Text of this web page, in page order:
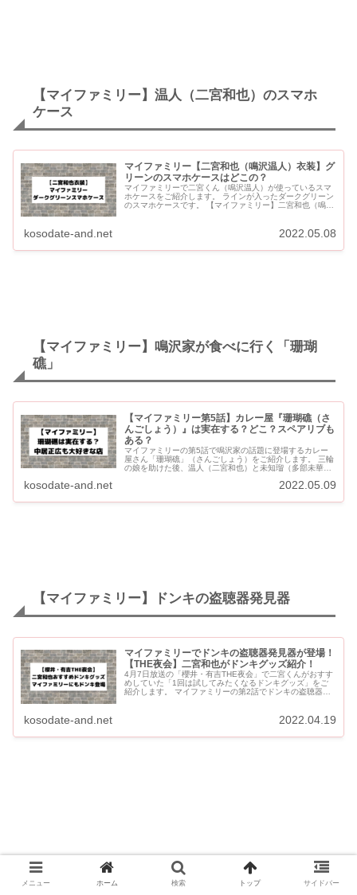
【マイファミリー】温人（二宮和也）のスマホ
ケース
マイファミリー【二宮和也（鳴沢温人）衣装】グ
リーンのスマホケースはどこの？
マイファミリーで二宮くん（鳴沢温人）が使っているスマ
ホケースをご紹介します。 ラインが入ったダークグリーン
のスマホケースです。 【マイファミリー】二宮和也（鳴沢
kosodate-and.net 2022.05.08
【マイファミリー】鳴沢家が食べに行く「珊瑚
礁」
【マイファミリー第5話】カレー屋『珊瑚礁（さ
んごしょう）』は実在する？どこ？スペアリブも
ある？
マイファミリーの第5話で鳴沢家の話題に登場するカレー
屋さん「珊瑚礁」（さんごしょう）をご紹介します。 三輪
の娘を助けた後、温人（二宮和也）と未知瑠（多部未華
kosodate-and.net 2022.05.09
【マイファミリー】ドンキの盗聴器発見器
マイファミリーでドンキの盗聴器発見器が登場！
【THE夜会】二宮和也がドンキグッズ紹介！
4月7日放送の「櫻井・有吉THE夜会」で二宮くんがおすす
めしていた「1回は試してみたくなるドンキグッズ」をご
紹介します。 マイファミリーの第2話でドンキの盗聴器発
kosodate-and.net 2022.04.19
メニュー ホーム 検索 トップ サイドバー